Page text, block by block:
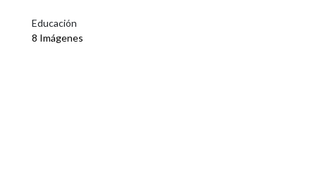
Educación
8 Imágenes